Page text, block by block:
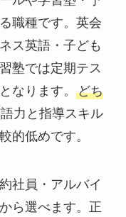
職種です。英会
ス英語・子ども
塾では定期テス
なります。 どち
力と指導スキル
的低めです。
社員・アルバイ
ら選べます。正